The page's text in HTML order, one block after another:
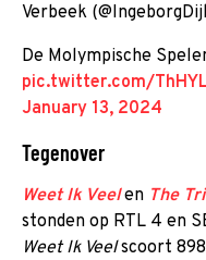
Verbeek
De Molympische
pic.twitter.com/
January 13, 2024
Tegenover
Weet Ik Veelen The
stonden op RTL 4 en
Weet Ik Veelscoort